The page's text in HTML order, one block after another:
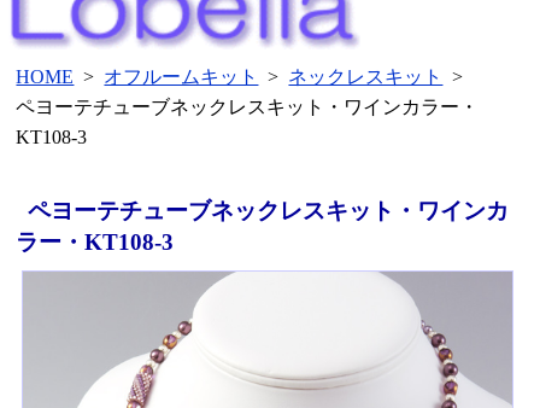
HOME > オフルームキット > ネックレスキット
>
ペヨーテチューブネックレスキット・ワインカラー・
KT108-3
ペヨーテチューブネックレスキット・ワインカ
ラー・KT108-3